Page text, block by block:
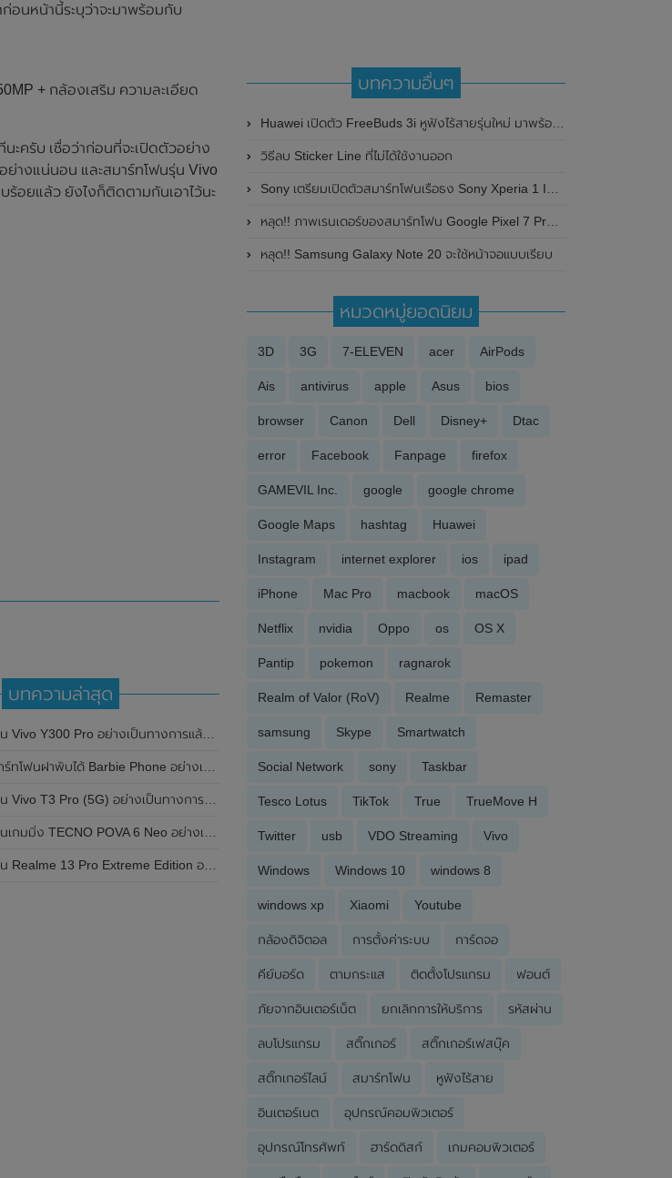
อนหน้านี้ระบุว่าจะมาพร้อมกับ
+ กล้องเสริม ความละเอียด
ะครับ เชื่อว่าก่อนที่จะเปิดตัวอย่าง
ย่างแน่นอน และสมาร์ทโฟนรุ่น Vivo
ร้อยแล้ว ยังไงก็ติดตามกันเอาไว้นะ
บทความล่าสุด
ล้วในประเทศจีน มาพร้อมดีไซน์พรีเมี่ยม ทนทาน และแบตเตอรี่สุดอึดขนาดใหญ่ 6,500mAh พร้อมรองรับการชาร์จไว 80W
ได้ Barbie Phone อย่างเป็นทางการแล้ว มาพร้อมธีมสีชมพูสดใส
T3 Pro (5G) อย่างเป็นทางการแล้วในประเทศอินเดีย
POVA 6 Neo อย่างเป็นทางการแล้วในประเทศไทย ในราคา 8,499 บาท
13 Pro Extreme Edition อย่างเป็นทางการแล้วในประเทศจีน
บทความอื่นๆ
Huawei เปิดตัว FreeBuds 3i หูฟังไร้สายรุ่นใหม่ มาพร้อมระบบตัดเสียงรบกวนในตัว
วิธีลบ Sticker Line ที่ไม่ได้ใช้งานออก
Sony เตรียมเปิดตัวสมาร์ทโฟนเรือธง Sony Xperia 1 IV (Mark 4) รุ่นใหม่ที่ประเทศญี่ปุ่น ในวันที่ 11 พฤษภาคม 2022 นี้
หลุด!! ภาพเรนเดอร์ของสมาร์ทโฟน Google Pixel 7 Pro โชว์ให้เห็นดีไซน์หน้าจอแบบเจาะรู และกล้องหลัง 3 ตัว
หลุด!! Samsung Galaxy Note 20 จะใช้หน้าจอแบบเรียบ
หมวดหมู่ยอดนิยม
3D 3G 7-ELEVEN acer AirPods
Ais antivirus apple Asus bios
browser Canon Dell Disney+ Dtac
error Facebook Fanpage firefox
GAMEVIL Inc. google google chrome
Google Maps hashtag Huawei
Instagram internet explorer ios ipad
iPhone Mac Pro macbook macOS
Netflix nvidia Oppo os OS X
Pantip pokemon ragnarok
Realm of Valor (RoV) Realme Remaster
samsung Skype Smartwatch
Social Network sony Taskbar
Tesco Lotus TikTok True TrueMove H
Twitter usb VDO Streaming Vivo
Windows Windows 10 windows 8
windows xp Xiaomi Youtube
กล้องดิจิตอล การตั้งค่าระบบ การ์ดจอ
คีย์บอร์ด ตามกระแส ติดตั้งโปรแกรม ฟอนต์
ภัยจากอินเตอร์เน็ต ยกเลิกการให้บริการ รหัสผ่าน
ลบโปรแกรม สติ๊กเกอร์ สติ๊กเกอร์เฟสบุ๊ค
สติ๊กเกอร์ไลน์ สมาร์ทโฟน หูฟังไร้สาย
อินเตอร์เนต อุปกรณ์คอมพิวเตอร์
อุปกรณ์โทรศัพท์ ฮาร์ดดิสก์ เกมคอมพิวเตอร์